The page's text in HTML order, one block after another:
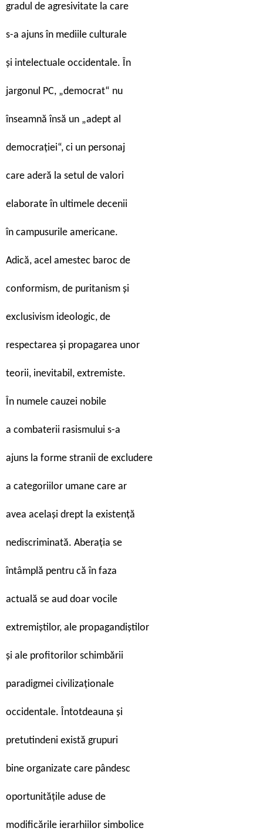
gradul de agresivitate la care
s-a ajuns în mediile culturale
și intelectuale occidentale. În
jargonul PC, „democrat“ nu
înseamnă însă un „adept al
democrației“, ci un personaj
care aderă la setul de valori
elaborate în ultimele decenii
în campusurile americane.
Adică, acel amestec baroc de
conformism, de puritanism și
exclusivism ideologic, de
respectarea și propagarea unor
teorii, inevitabil, extremiste.
În numele cauzei nobile
a combaterii rasismului s-a
ajuns la forme stranii de excludere
a categoriilor umane care ar
avea același drept la existență
nediscriminată. Aberația se
întâmplă pentru că în faza
actuală se aud doar vocile
extremiștilor, ale propagandiștilor
și ale profitorilor schimbării
paradigmei civilizaționale
occidentale. Întotdeauna și
pretutindeni există grupuri
bine organizate care pândesc
oportunitățile aduse de
modificările ierarhiilor simbolice